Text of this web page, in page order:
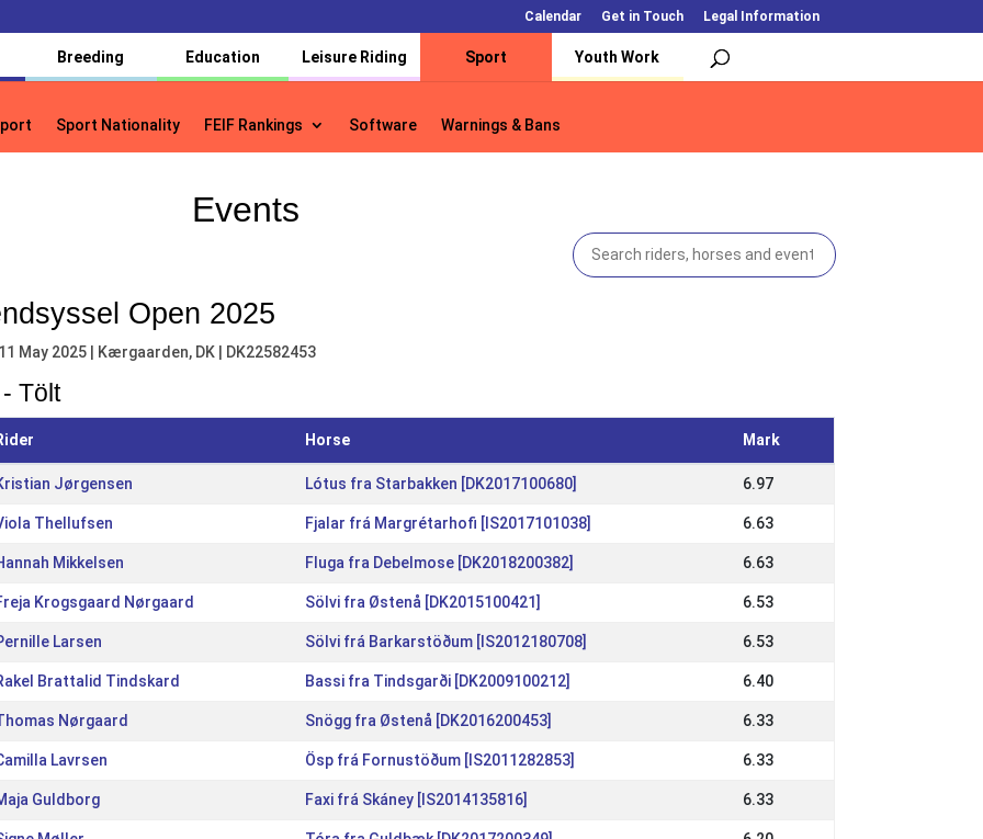
Calendar Get in Touch Legal Information
Breeding Education Leisure Riding Sport Youth Work
Sport Nationality FEIF Rankings Software Warnings & Bans
Events
Open 2025
May 2025 | Kærgaarden, DK | DK22582453
Tölt
Horse Mark
Jørgensen Lótus fra Starbakken [DK2017100680] 6.97
Thellufsen Fjalar frá Margrétarhofi [IS2017101038] 6.63
Mikkelsen Fluga fra Debelmose [DK2018200382] 6.63
Krogsgaard Nørgaard Sölvi fra Østenå [DK2015100421] 6.53
Larsen Sölvi frá Barkarstöðum [IS2012180708] 6.53
Brattalid Tindskard Bassi fra Tindsgarði [DK2009100212] 6.40
Nørgaard Snögg fra Østenå [DK2016200453] 6.33
Lavrsen Ösp frá Fornustöðum [IS2011282853] 6.33
Guldborg Faxi frá Skáney [IS2014135816] 6.33